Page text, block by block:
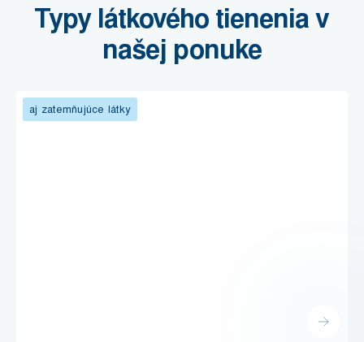
Typy látkového tienenia v
našej ponuke
aj zatemňujúce látky